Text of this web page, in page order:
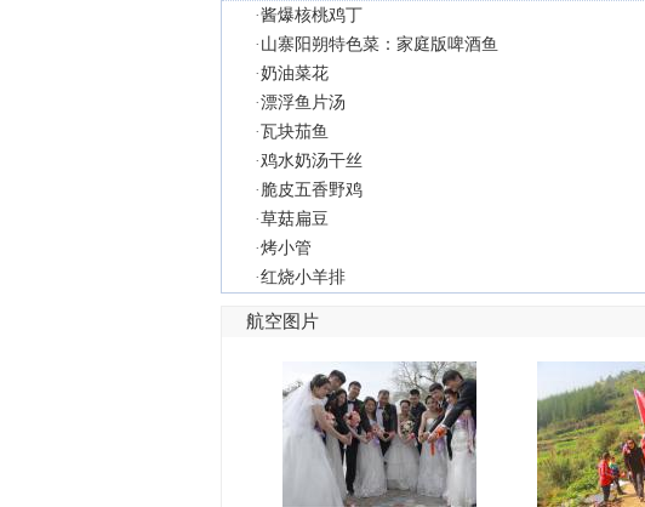
·酱爆核桃鸡丁
· 山寨阳朔特色菜：家庭版啤酒鱼
·奶油菜花
·漂浮鱼片汤
·瓦块茄鱼
·鸡水奶汤干丝
· 脆皮五香野鸡
·草菇扁豆
·烤小管
·红烧小羊排
航空图片